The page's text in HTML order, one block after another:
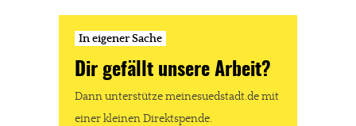
In eigener Sache
Dir gefällt unsere Arbeit?
Dann unterstütze meinesuedstadt.de mit
einer kleinen Direktspende.